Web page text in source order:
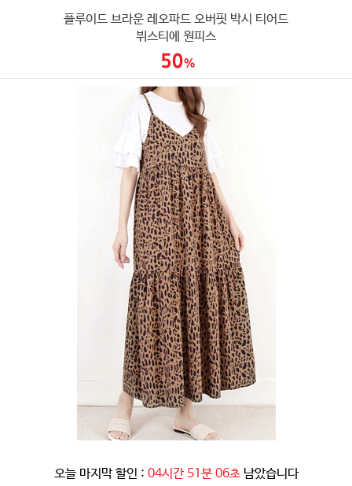
플루이드 브라운 레오파드 오버핏 박시 티어드
뷔스티에 원피스
오늘 마지막 할인 : 04시간 51분 03초 남았습니다